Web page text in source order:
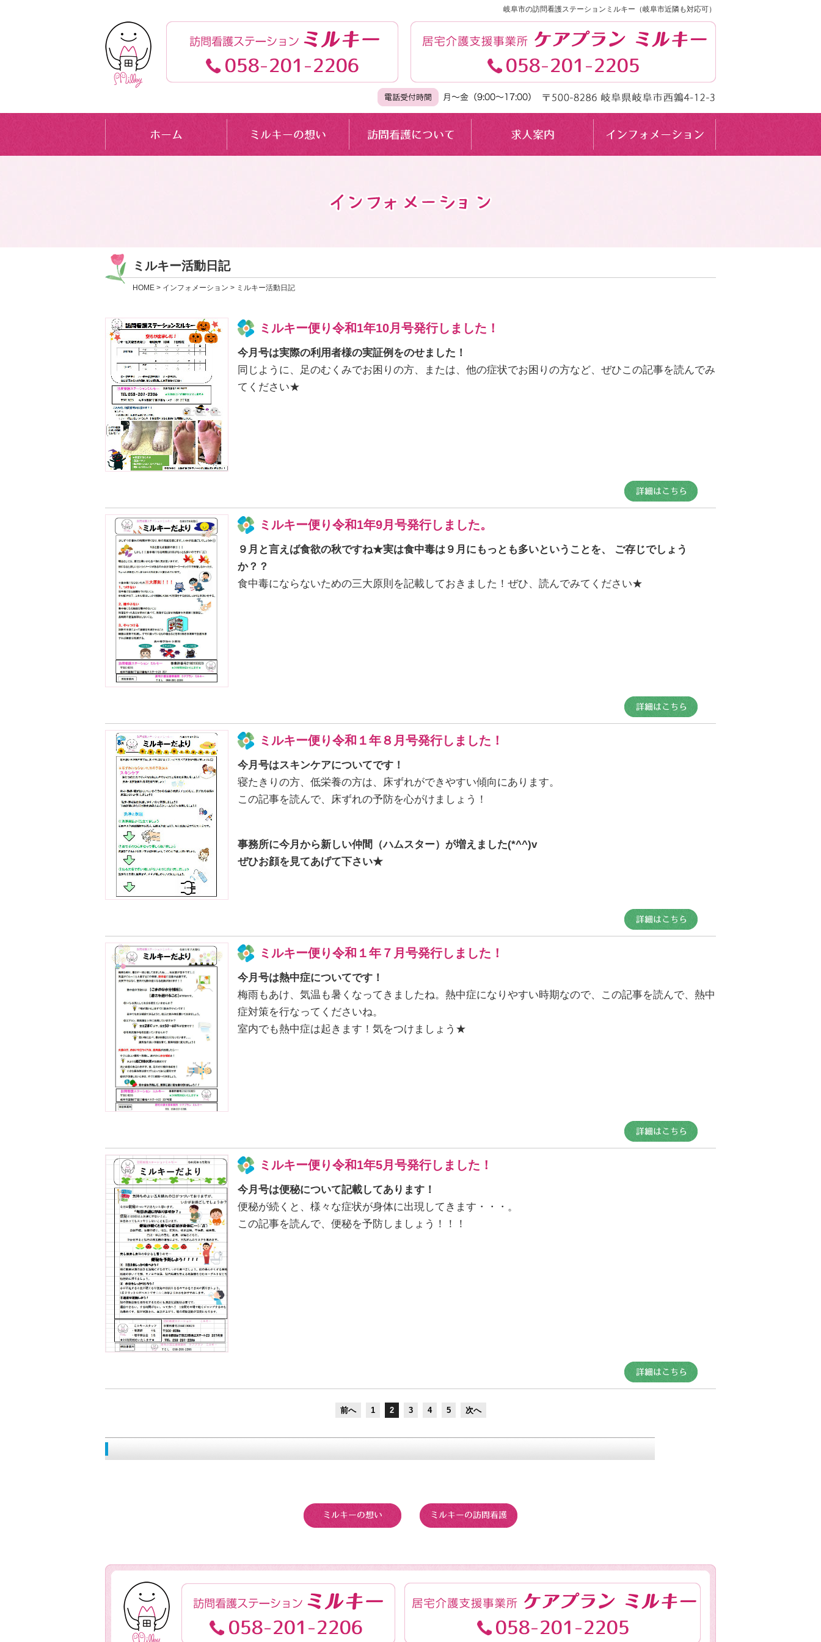
岐阜市の訪問看護ステーションミルキー（岐阜市近隣も対応可）
ミルキー活動日記
HOME > インフォメーション > ミルキー活動日記
ミルキー便り令和1年10月号発行しました！
今月号は実際の利用者様の実証例をのせました！
同じように、足のむくみでお困りの方、または、他の症状でお困りの方など、ぜひこの記事を読んでみ
てください★
ミルキー便り令和1年9月号発行しました。
９月と言えば食欲の秋ですね★実は食中毒は９月にもっとも多いということを、 ご存じでしょう
か？？
食中毒にならないための三大原則を記載しておきました！ぜひ、読んでみてください★
ミルキー便り令和１年８月号発行しました！
今月号はスキンケアについてです！
寝たきりの方、低栄養の方は、床ずれができやすい傾向にあります。
この記事を読んで、床ずれの予防を心がけましょう！
事務所に今月から新しい仲間（ハムスター）が増えました(*^^)v
ぜひお顔を見てあげて下さい★
ミルキー便り令和１年７月号発行しました！
今月号は熱中症についてです！
梅雨もあけ、気温も暑くなってきましたね。熱中症になりやすい時期なので、この記事を読んで、熱中
症対策を行なってくださいね。
室内でも熱中症は起きます！気をつけましょう★
ミルキー便り令和1年5月号発行しました！
今月号は便秘について記載してあります！
便秘が続くと、様々な症状が身体に出現してきます・・・。
この記事を読んで、便秘を予防しましょう！！！
前へ 1 2 3 4 5 次へ